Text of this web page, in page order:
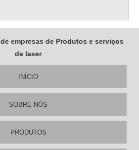
empresas de Produtos e serviços
de laser
INÍCIO
SOBRE NÓS
PRODUTOS